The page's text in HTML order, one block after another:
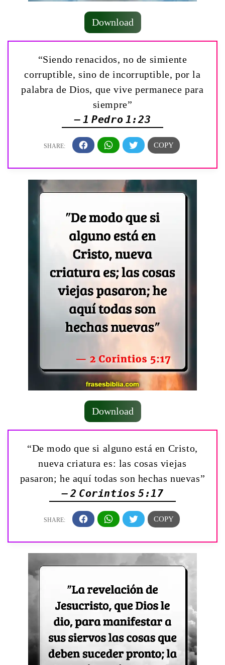
Download
“Siendo renacidos, no de simiente
corruptible, sino de incorruptible, por la
palabra de Dios, que vive permanece para
siempre”
— 1 Pedro 1:23
Download
“De modo que si alguno está en Cristo,
nueva criatura es: las cosas viejas
pasaron; he aquí todas son hechas nuevas”
— 2 Corintios 5:17